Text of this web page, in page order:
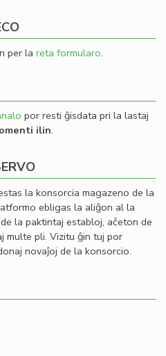
per la reta formularo.
por resti ĝisdata pri la lastaj
ilin.
la konsorcia magazeno de la
ebligas la aliĝon al la
la paktintaj establoj, aĉeton de
multe pli. Vizitu ĝin tuj por
novaĵoj de la konsorcio.